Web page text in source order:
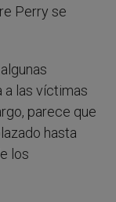
Perry se
a las víctimas
parece que
hasta
los